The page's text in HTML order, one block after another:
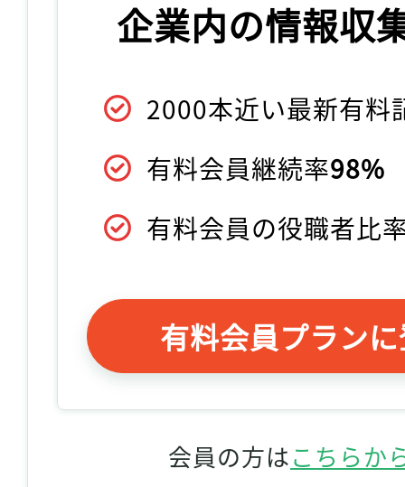
企業内の情報収
2000本近い最新有料
有料会員継続率98%
有料会員の役職者比
有料会員プラン
会員の方はこちらか